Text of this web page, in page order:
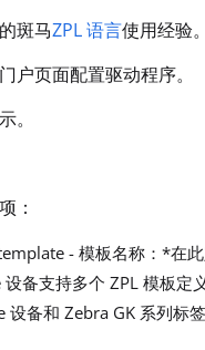
斑马ZPL 语言使用经验。
户页面配置驱动程序。
。
：
- 模板名称：*在
备支持多个 ZPL 模板定
设备和 Zebra GK 系列标